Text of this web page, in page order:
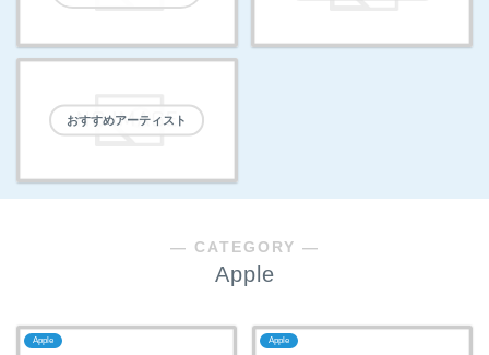
おすすめアーティスト
― CATEGORY ―
Apple
Apple Apple